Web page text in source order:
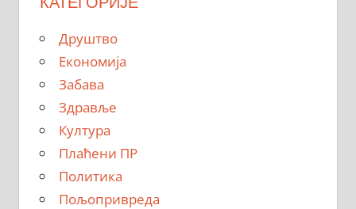
Друштво
Економија
Забава
Здравље
Култура
Плаћени ПР
Политика
Пољопривреда